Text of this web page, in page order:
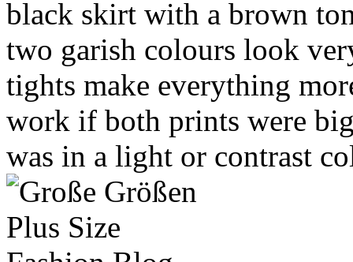
black skirt with a brown
two garish colours look
tights make everything
work if both prints were
was in a light or contrast